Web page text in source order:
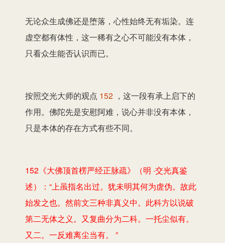
无论众生成佛还是堕落，心性始终无有垢染。连
虚空都有体性，这一稀有之心不可能没有本体，
只看众生能否认识而已。
按照交光大师的观点 152 ，这一段有承上启下的
作用。佛陀先是安慰阿难，说心并非没有本体，
只是本体的存在方式有些不同。
152《大佛顶首楞严经正脉疏》（明 ·交光真鉴
述）：“上虽指名出过。犹未明其何为虗伪。故此
始发之也。然前文三种非真义中。此科方以说破
第二无体之义。又复曲分为二科。一托尘似有。
又二。一反难离尘当有。 ”